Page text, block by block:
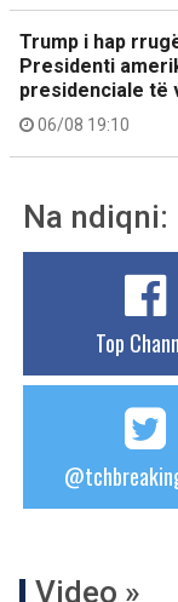
Trump i hap
Presidenti
presidenciale të
06/08 19:10
Na ndiqni:
Top
Video »